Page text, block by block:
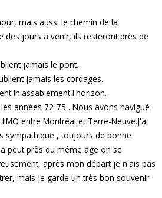
mais aussi le chemin de la
des jours a venir, ils resteront près de
jamais le pont.
jamais les cordages.
inlassablement l'horizon.
années 72-75 . Nous avons navigué
entre Montréal et Terre-Neuve.J'ai
sympathique , toujours de bonne
peut près du même age on se
après mon départ je n'ais pas
mais je garde un très bon souvenir